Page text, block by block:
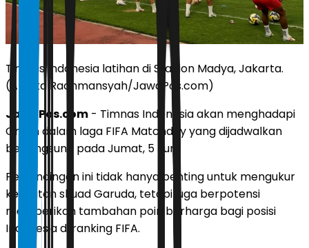
Timnas Indonesia latihan di Stadion Madya, Jakarta.
(Andika Rachmansyah/JawaPos.com)
JawaPos.com - Timnas Indonesia akan menghadapi
Oman dalam laga FIFA Matchday yang dijadwalkan
berlangsung pada Jumat, 5 Juni.
Pertandingan ini tidak hanya penting untuk mengukur
kekuatan skuad Garuda, tetapi juga berpotensi
memberikan tambahan poin berharga bagi posisi
Indonesia di ranking FIFA.